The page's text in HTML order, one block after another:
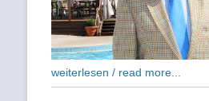
weiterlesen / read more...